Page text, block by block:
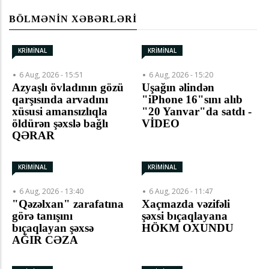
BÖLMƏNIN XƏBƏRLƏRI
KRİMİNAL
6 Aug, 2026 - 15:51
Azyaşlı övladının gözü
qarşısında arvadını
xüsusi amansızlıqla
öldürən şəxslə bağlı
QƏRAR
KRİMİNAL
6 Aug, 2026 - 15:20
Uşağın əlindən
"iPhone 16"sını alıb
"20 Yanvar"da satdı -
VİDEO
KRİMİNAL
6 Aug, 2026 - 13:40
"Qəzəlxan" zarafatına
görə tanışını
bıçaqlayan şəxsə
AĞIR CƏZA
KRİMİNAL
6 Aug, 2026 - 11:47
Xaçmazda vəzifəli
şəxsi bıçaqlayana
HÖKM OXUNDU